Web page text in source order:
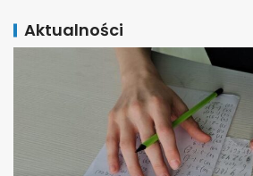
Aktualności